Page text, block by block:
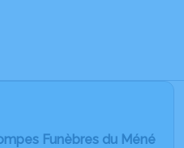
Funèbres du Méné